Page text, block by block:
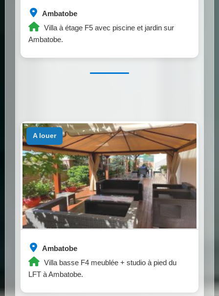
Ambatobe
Villa à étage F5 avec piscine et jardin sur
Ambatobe.
Ambatobe
Villa basse F4 meublée + studio à pied du
LFT à Ambatobe.
a louer